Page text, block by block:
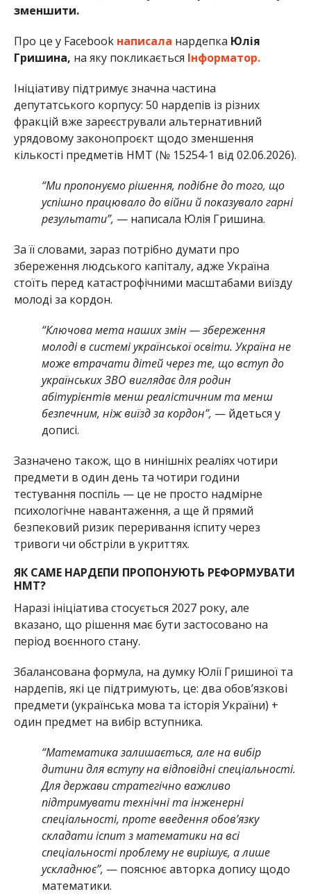
зменшити.
Про це у Facebook написала нардепка Юлія
Гришина, на яку покликається Інформатор.
Ініціативу підтримує значна частина
депутатського корпусу: 50 нардепів із різних
фракцій вже зареєстрували альтернативний
урядовому законопроєкт щодо зменшення
кількості предметів НМТ (№ 15254-1 від 02.06.2026).
“Ми пропонуємо рішення, подібне до того, що
успішно працювало до війни й показувало гарні
результати”, — написала Юлія Гришина.
За її словами, зараз потрібно думати про
збереження людського капіталу, адже Україна
стоїть перед катастрофічними масштабами виїзду
молоді за кордон.
“Ключова мета наших змін — збереження
молоді в системі української освіти. Україна не
може втрачати дітей через те, що вступ до
українських ЗВО виглядає для родин
абітурієнтів менш реалістичним та менш
безпечним, ніж виїзд за кордон”, — йдеться у
дописі.
Зазначено також, що в нинішніх реаліях чотири
предмети в один день та чотири години
тестування поспіль — це не просто надмірне
психологічне навантаження, а ще й прямий
безпековий ризик переривання іспиту через
тривоги чи обстріли в укриттях.
ЯК САМЕ НАРДЕПИ ПРОПОНУЮТЬ РЕФОРМУВАТИ
НМТ?
Наразі ініціатива стосується 2027 року, але
вказано, що рішення має бути застосовано на
період воєнного стану.
Збалансована формула, на думку Юлії Гришиної та
нардепів, які це підтримують, це: два обов’язкові
предмети (українська мова та історія України) +
один предмет на вибір вступника.
“Математика залишається, але на вибір
дитини для вступу на відповідні спеціальності.
Для держави стратегічно важливо
підтримувати технічні та інженерні
спеціальності, проте введення обов’язку
складати іспит з математики на всі
спеціальності проблему не вирішує, а лише
ускладнює”, — пояснює авторка допису щодо
математики.